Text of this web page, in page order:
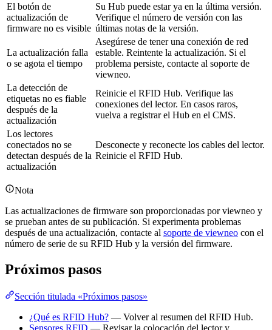
El botón de
actualización de
firmware no es visible
Su Hub puede estar ya en la última versión.
Verifique el número de versión con las
últimas notas de la versión.
La actualización falla
o se agota el tiempo
Asegúrese de tener una conexión de red
estable. Reintente la actualización. Si el
problema persiste, contacte al soporte de
viewneo.
La detección de
etiquetas no es fiable
después de la
actualización
Reinicie el RFID Hub. Verifique las
conexiones del lector. En casos raros,
vuelva a registrar el Hub en el CMS.
Los lectores
conectados no se
detectan después de la
actualización
Desconecte y reconecte los cables del lector.
Reinicie el RFID Hub.
Nota
Las actualizaciones de firmware son proporcionadas por viewneo y
se prueban antes de su publicación. Si experimenta problemas
después de una actualización, contacte al soporte de viewneo con el
número de serie de su RFID Hub y la versión del firmware.
Próximos pasos
Sección titulada «Próximos pasos»
¿Qué es RFID Hub? — Volver al resumen del RFID Hub.
Sensores RFID — Revisar la colocación del lector y